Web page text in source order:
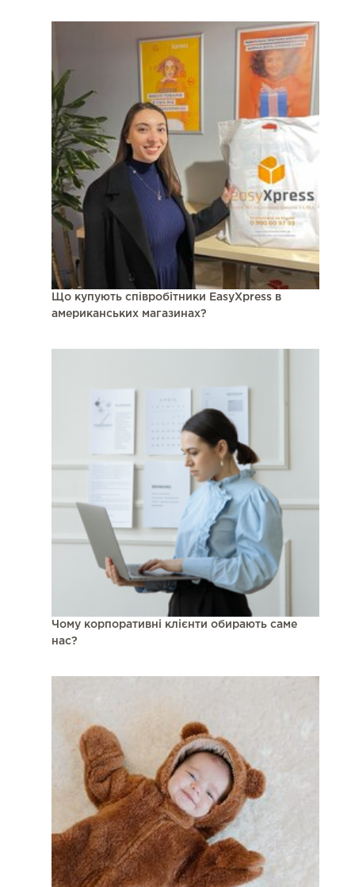
Що купують співробітники EasyXpress в
американських магазинах?
Чому корпоративні клієнти обирають саме
нас?